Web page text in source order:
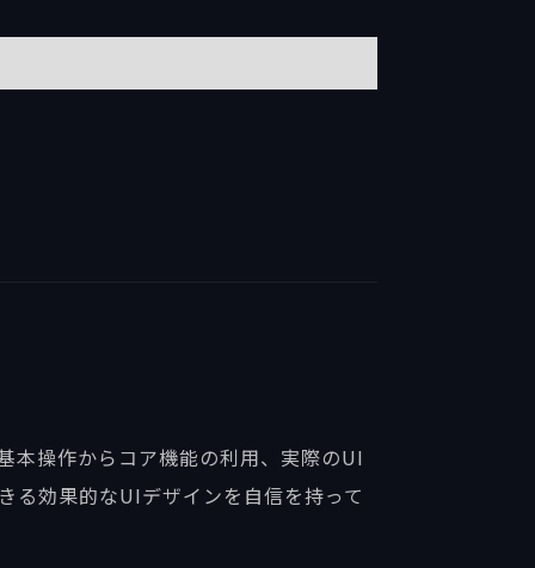
本操作からコア機能の利用、実際のUI
る効果的なUIデザインを自信を持って